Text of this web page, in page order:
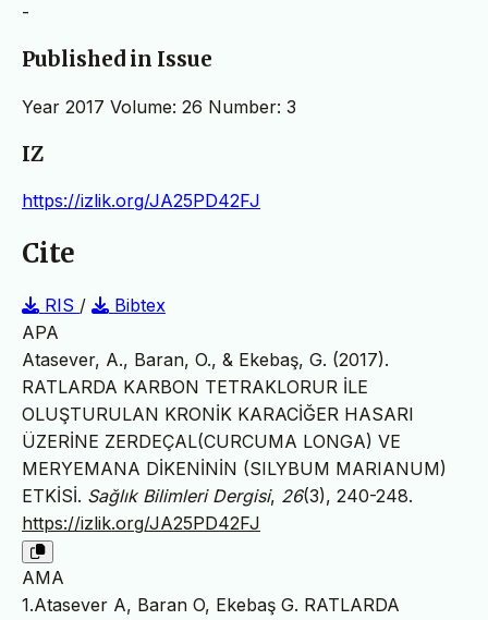
-
Published in Issue
Year 2017 Volume: 26 Number: 3
IZ
https://izlik.org/JA25PD42FJ
Cite
RIS /
Bibtex
APA
Atasever, A., Baran, O., & Ekebaş, G. (2017).
RATLARDA KARBON TETRAKLORUR İLE
OLUŞTURULAN KRONİK KARACİĞER HASARI
ÜZERİNE ZERDEÇAL(CURCUMA LONGA) VE
MERYEMANA DİKENİNİN (SILYBUM MARIANUM)
ETKİSİ. Sağlık Bilimleri Dergisi, 26(3), 240-248.
https://izlik.org/JA25PD42FJ
AMA
1.Atasever A, Baran O, Ekebaş G. RATLARDA